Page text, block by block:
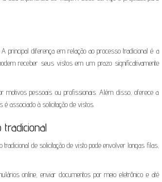
principal diferença em relação ao processo tradicional é a
receber seus vistos em um prazo significativamente
motivos pessoais ou profissionais. Além disso, oferece a
associado à solicitação de vistos.
de solicitação de visto pode envolver longas filas,
online, enviar documentos por meio eletrônico e até